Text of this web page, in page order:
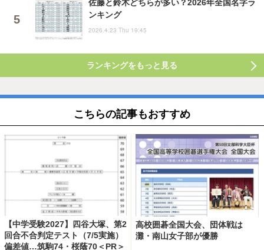
佐藤と鈴木どちらが多い？2026年全国名字ラ
ンキング
2026.4.23 Thu 19:45
ランキングをもっと見る
こちらの記事もおすすめ
【中学受験2027】四谷大塚、第2
回合不合判定テスト（7/5実施）
偏差値…筑駒74・桜蔭70＜PR＞
高校囲碁全国大会、団体戦は
灘・南山女子部が優勝